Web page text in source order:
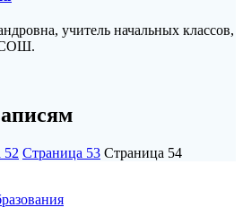
учитель начальных классов,
СОШ.
52 Страница 53 Страница 54